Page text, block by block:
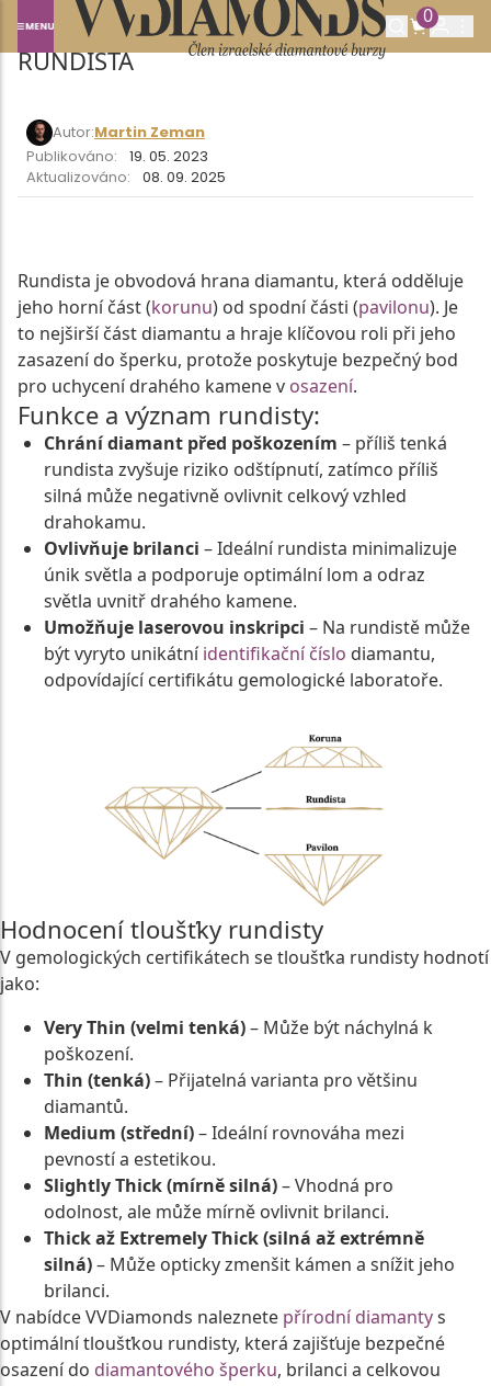
0
Domů SLOVNÍK POJMŮ RUNDISTA
RUNDISTA
Autor:Martin Zeman
Publikováno:
19. 05. 2023
Aktualizováno:
08. 09. 2025
Rundista je obvodová hrana diamantu, která odděluje
jeho horní část (korunu) od spodní části (pavilonu). Je
to nejširší část diamantu a hraje klíčovou roli při jeho
zasazení do šperku, protože poskytuje bezpečný bod
pro uchycení drahého kamene v osazení.
Funkce a význam rundisty:
Chrání diamant před poškozením – příliš tenká
rundista zvyšuje riziko odštípnutí, zatímco příliš
silná může negativně ovlivnit celkový vzhled
drahokamu.
Ovlivňuje brilanci – Ideální rundista minimalizuje
únik světla a podporuje optimální lom a odraz
světla uvnitř drahého kamene.
Umožňuje laserovou inskripci – Na rundistě může
být vyryto unikátníidentifikační číslo diamantu,
odpovídající certifikátu gemologické laboratoře.
Hodnocení tloušťky rundisty
V gemologických certifikátech se tloušťka rundisty hodnotí
jako:
Very Thin (velmi tenká)– Může být náchylná k
poškození.
Thin (tenká)– Přijatelná varianta pro většinu
diamantů.
Medium (střední)– Ideální rovnováha mezi
pevností a estetikou.
Slightly Thick (mírně silná)– Vhodná pro
odolnost, ale může mírně ovlivnit brilanci.
Thick až Extremely Thick (silná až extrémně
silná)– Může opticky zmenšit kámen a snížit jeho
brilanci.
V nabídce VVDiamonds naleznete přírodní diamantys
optimální tloušťkou rundisty, která zajišťuje bezpečné
osazení do diamantového šperku, brilanci a celkovou